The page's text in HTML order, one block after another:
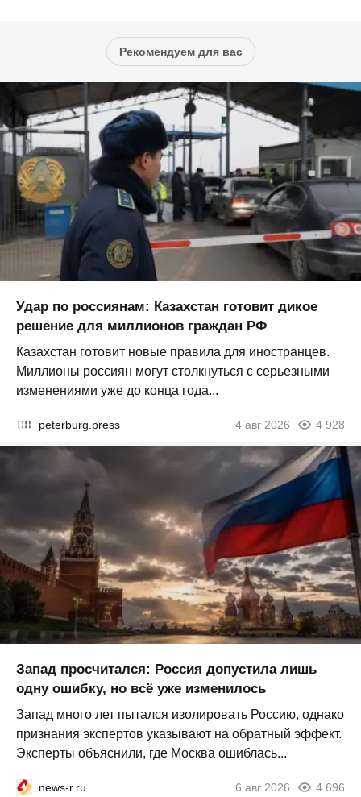
Рекомендуем для вас
Удар по россиянам: Казахстан готовит дикое
решение для миллионов граждан РФ
Казахстан готовит новые правила для иностранцев.
Миллионы россиян могут столкнуться с серьезными
изменениями уже до конца года...
peterburg.press 4 авг 2026 4 928
Запад просчитался: Россия допустила лишь
одну ошибку, но всё уже изменилось
Запад много лет пытался изолировать Россию, однако
признания экспертов указывают на обратный эффект.
Эксперты объяснили, где Москва ошиблась...
news-r.ru 6 авг 2026 4 696